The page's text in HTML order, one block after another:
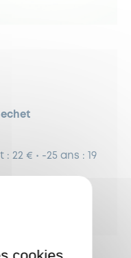
: 22 € • -25 ans : 19
cookies